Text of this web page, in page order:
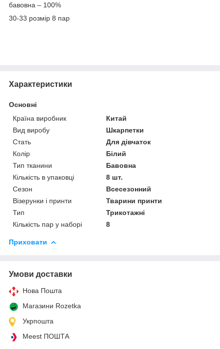
бавовна – 100%
30-33 розмір 8 пар
Характеристики
Основні
Країна виробник
Китай
Вид виробу
Шкарпетки
Стать
Для дівчаток
Колір
Білий
Тип тканини
Бавовна
Кількість в упаковці
8 шт.
Сезон
Всесезонний
Візерунки і принти
Тварини принти
Тип
Трикотажні
Кількість пар у наборі
8
Приховати
Умови доставки
Нова Пошта
Магазини Rozetka
Укрпошта
Meest ПОШТА